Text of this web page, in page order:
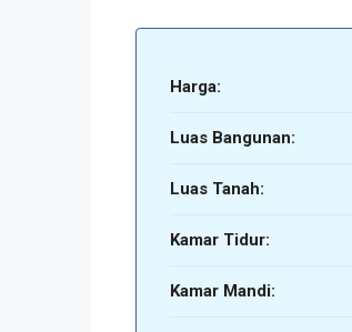
Harga:
Luas Bangunan:
Luas Tanah:
Kamar Tidur:
Kamar Mandi: